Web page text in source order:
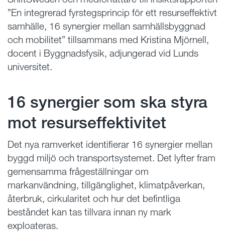
”En integrerad fyrstegsprincip för ett resurseffektivt
samhälle, 16 synergier mellan samhällsbyggnad
och mobilitet” tillsammans med Kristina Mjörnell,
docent i Byggnadsfysik, adjungerad vid Lunds
universitet.
16 synergier som ska styra
mot resurseffektivitet
Det nya ramverket identifierar 16 synergier mellan
byggd miljö och transportsystemet. Det lyfter fram
gemensamma frågeställningar om
markanvändning, tillgänglighet, klimatpåverkan,
återbruk, cirkularitet och hur det befintliga
beståndet kan tas tillvara innan ny mark
exploateras.